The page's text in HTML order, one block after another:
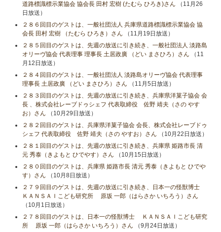
道路標識標示業協会 協会長 田村 宏樹 (たむら ひろき)さん （11月26
日放送）
２８６回目のゲストは、一般社団法人 兵庫県道路標識標示業協会 協
会長 田村 宏樹 （たむら ひろき）さん （11月19日放送）
２８５回目のゲストは、先週の放送に引き続き、一般社団法人 淡路島
オリーヴ協会 代表理事 理事長 土居政廣 （どい まさひろ）さん （11
月12日放送）
２８４回目のゲストは、一般社団法人 淡路島オリーヴ協会 代表理事
理事長 土居政廣 （どい まさひろ）さん （11月5日放送）
２８３回目のゲストは、先週の放送に引き続き、兵庫県洋菓子協会 会
長 、株式会社レーブドゥシェフ 代表取締役 佐野 靖夫（さの やす
お）さん （10月29日放送）
２８２回目のゲストは、兵庫県洋菓子協会 会長、株式会社レーブドゥ
シェフ 代表取締役 佐野 靖夫（さの やすお）さん （10月22日放送）
２８１回目のゲストは、先週の放送に引き続き、兵庫県 姫路市長 清
元 秀泰（きよもと ひでやす）さん （10月15日放送）
２８０回目のゲストは、兵庫県 姫路市長 清元 秀泰（きよもと ひでや
す）さん （10月8日放送）
２７９回目のゲストは、先週の放送に引き続き、日本一の怪獣博士
ＫＡＮＳＡＩこども研究所 原坂 一郎（はらさか いちろう）さん
（10月1日放送）
２７８回目のゲストは、日本一の怪獣博士 ＫＡＮＳＡＩこども研究
所 原坂 一郎（はらさか いちろう）さん （9月24日放送）